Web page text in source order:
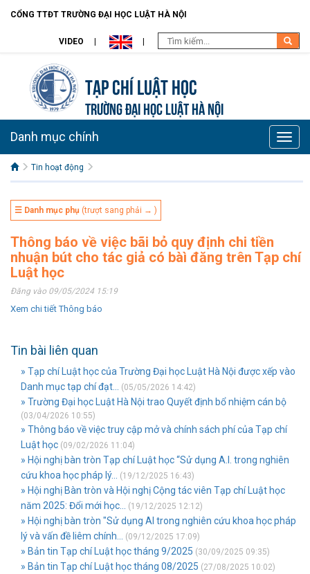
CỔNG TTĐT TRƯỜNG ĐẠI HỌC LUẬT HÀ NỘI
VIDEO
Tạp chí Luật học
TRƯỜNG ĐẠI HỌC LUẬT HÀ NỘI
Toggle
Danh mục chính
Tin hoạt động
☰ Danh mục phụ (trượt sang phải → )
Thông báo về việc bãi bỏ quy định chi tiền
nhuận bút cho tác giả có bàì đăng trên Tạp chí
Luật học
Đăng vào 09/05/2024 15:19
Xem chi tiết Thông báo
Tin bài liên quan
» Tạp chí Luật học của Trường Đại học Luật Hà Nội được xếp vào
Danh mục tạp chí đạt...
(05/05/2026 14:42)
» Trường Đại học Luật Hà Nội trao Quyết định bổ nhiệm cán bộ
(03/04/2026 10:55)
» Thông báo về việc truy cập mở và chính sách phí của Tạp chí
Luật học (09/02/2026 11:04)
» Hội nghị bàn tròn Tạp chí Luật học “Sử dụng A.I. trong nghiên
cứu khoa học pháp lý...
(19/12/2025 16:43)
» Hội nghị Bàn tròn và Hội nghị Cộng tác viên Tạp chí Luật học
năm 2025: Đổi mới học...
(19/12/2025 12:12)
» Hội nghị bàn tròn "Sử dụng AI trong nghiên cứu khoa học pháp
lý và vấn đề liêm chính...
(09/12/2025 17:09)
» Bản tin Tạp chí Luật học tháng 9/2025 (30/09/2025 09:35)
» Bản tin Tạp chí Luật học tháng 08/2025 (27/08/2025 10:02)